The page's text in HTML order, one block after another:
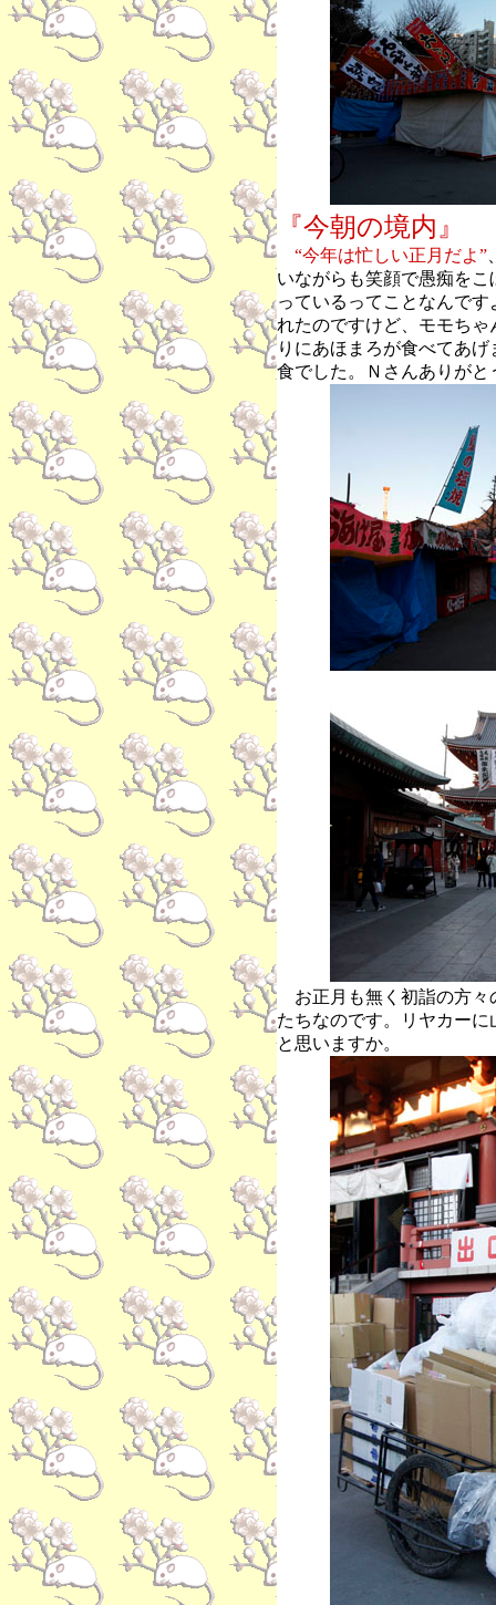
『今朝の境内』
“今年は忙しい正月だよ”
いながらも笑顔で愚痴を
っているってことなんで
れたのですけど、モモち
りにあほまろが食べてあ
食でした。Ｎさんありがと
お正月も無く初詣の方々
たちなのです。リヤカー
と思いますか。